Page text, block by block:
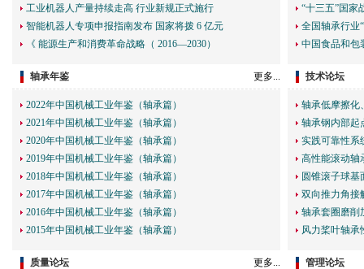
工业机器人产量持续走高 行业新规正式施行
智能机器人专项申报指南发布 国家将拨 6 亿元
《 能源生产和消费革命战略（ 2016—2030）
“十三五”国家
全国轴承行业
中国食品和包
轴承年鉴 更多...
2022年中国机械工业年鉴（轴承篇）
2021年中国机械工业年鉴（轴承篇）
2020年中国机械工业年鉴（轴承篇）
2019年中国机械工业年鉴（轴承篇）
2018年中国机械工业年鉴（轴承篇）
2017年中国机械工业年鉴（轴承篇）
2016年中国机械工业年鉴（轴承篇）
2015年中国机械工业年鉴（轴承篇）
技术论坛
轴承低摩擦化
轴承钢内部起
实践可靠性系
高性能滚动轴
圆锥滚子球基
双向推力角接
轴承套圈磨削
风力桨叶轴承
质量论坛 更多... 管理论坛